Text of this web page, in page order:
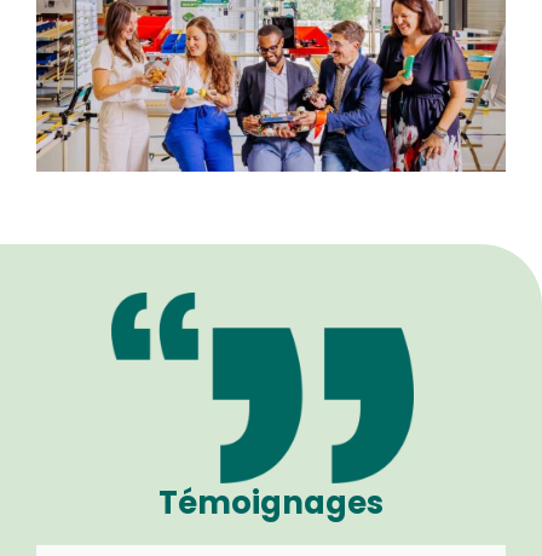
Témoignages